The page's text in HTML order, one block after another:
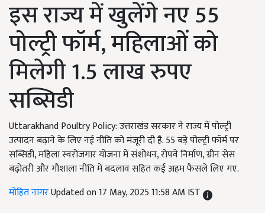
इस राज्य में खुलेंगे नए 55
पोल्ट्री फॉर्म, महिलाओं को
मिलेगी 1.5 लाख रुपए
सब्सिडी
Uttarakhand Poultry Policy: उत्तराखंड सरकार ने राज्य में पोल्ट्री
उत्पादन बढ़ाने के लिए नई नीति को मंजूरी दी है. 55 बड़े पोल्ट्री फॉर्म पर
सब्सिडी, महिला स्वरोजगार योजना में संशोधन, रोपवे निर्माण, ग्रीन सेस
बढ़ोतरी और गौशाला नीति में बदलाव सहित कई अहम फैसले लिए गए.
मोहित नागरUpdated on 17 May, 2025 11:58 AM IST